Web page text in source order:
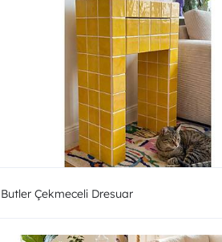
Butler Çekmeceli Dresuar